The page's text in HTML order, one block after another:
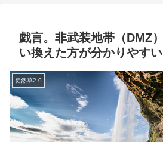
戯言。非武装地帯（DMZ
い換えた方が分かりやす
徒然草2.0